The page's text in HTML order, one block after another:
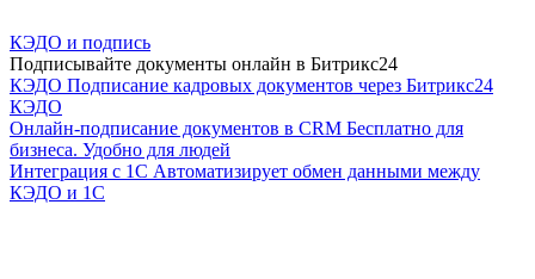
КЭДО и подпись
Подписывайте документы онлайн в Битрикс24
КЭДО Подписание кадровых документов через Битрикс24
КЭДО
Онлайн-подписание документов в CRM Бесплатно для
бизнеса. Удобно для людей
Интеграция с 1С Автоматизирует обмен данными между
КЭДО и 1С